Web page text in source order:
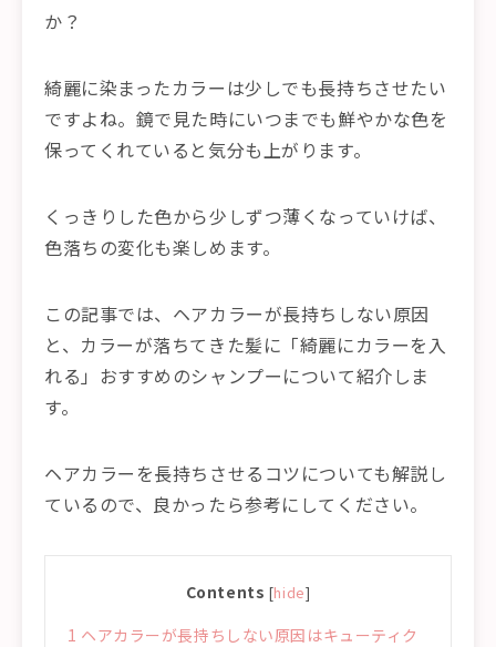
か？
綺麗に染まったカラーは少しでも長持ちさせたい
ですよね。鏡で見た時にいつまでも鮮やかな色を
保ってくれていると気分も上がります。
くっきりした色から少しずつ薄くなっていけば、
色落ちの変化も楽しめます。
この記事では、ヘアカラーが長持ちしない原因
と、カラーが落ちてきた髪に「綺麗にカラーを入
れる」おすすめのシャンプーについて紹介しま
す。
ヘアカラーを長持ちさせるコツについても解説し
ているので、良かったら参考にしてください。
Contents [hide]
1 ヘアカラーが長持ちしない原因はキューティク